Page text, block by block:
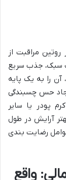
روتین مراقبت از
سبک، جذب سریع
را به یک پایه
حس چسبندگی
پودر یا سایر
آرایش در طول
رضایت بندی
واقع